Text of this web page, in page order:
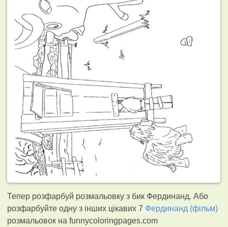
Тепер розфарбуй розмальовку з бик Фердинанд. Або
розфарбуйте одну з інших цікавих 7 Фердинанд (фільм)
розмальовок на funnycoloringpages.com